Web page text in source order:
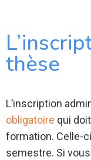
thèse
L’inscription
obligatoire qui
formation. Celle-
semestre. Si